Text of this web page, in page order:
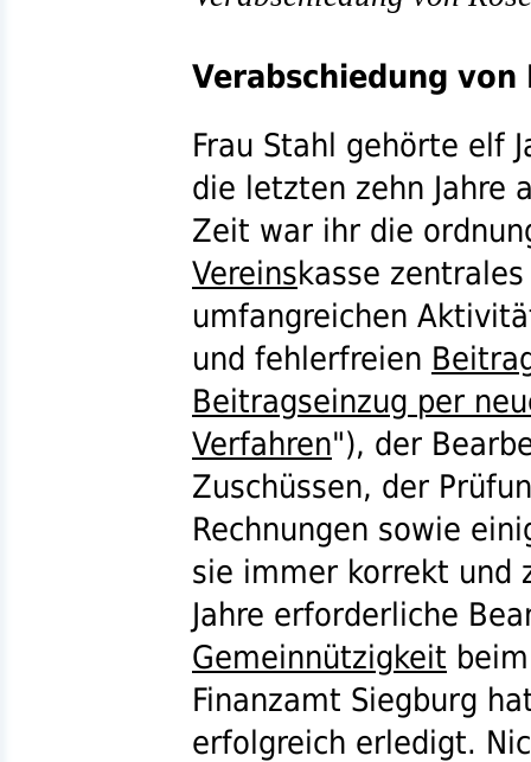
Verabschiedung von
Frau Stahl gehörte elf
die letzten zehn Jahre
Zeit war ihr die
Vereinskasse
umfangreichen
und fehlerfreien
Beitragseinzug per
Verfahren"), der
Zuschüssen, der
Rechnungen sowie
sie immer korrekt und
Jahre erforderliche
Gemeinnützigkeit
Finanzamt Siegburg
erfolgreich erledigt.